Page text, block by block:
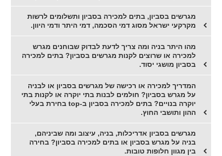
מגרשים בסביון, בתים למכירה בסביון ותשלומים לרשות
מקרקעי ישראל מסוג דמי הסכמה, דמי היתר ודמי היוון.
מהו היתר בניה ומה צריך לדעת לבדוק שבוחנים מגרש
למכירה או שרוצים לקנות מגרשים בסביון? בתים למכירה
בסביון מושגי יסוד.
המדריך למכירה או רכישה של מגרשים בסביון או לבניה
על מגרש בסביון? חולמים לבנות בתי יוקרה או לקנות בתי
יוקרה בנויים? בתים למכירה בסביון ב-top בחירת בעלי
ההון ותושבי החוץ.
מגרשים בסביון אדריכלות, בניה, עיצוב ומה שביניהם,
בניה על מגרש בסביון או בתים למכירה בסביון? בחירה
בין מגוון חלופות טובות.